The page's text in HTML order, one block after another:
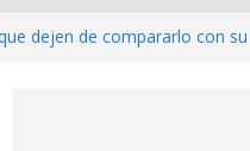
dejen de compararlo con su
“MI BB” junto a Omar